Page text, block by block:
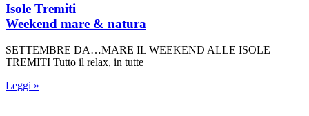
Isole Tremiti
Weekend mare & natura
SETTEMBRE DA…MARE IL WEEKEND ALLE ISOLE
TREMITI Tutto il relax, in tutte
Leggi »